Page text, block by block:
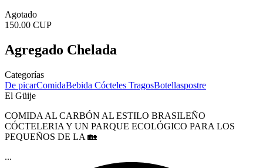
Agotado
150.00 CUP
Agregado Chelada
Categorías
De picarComidaBebida Cócteles TragosBotellaspostre
El Güije
COMIDA AL CARBÓN AL ESTILO BRASILEÑO
CÓCTELERIA Y UN PARQUE ECOLÓGICO PARA LOS
PEQUEÑOS DE LA 🏡
...